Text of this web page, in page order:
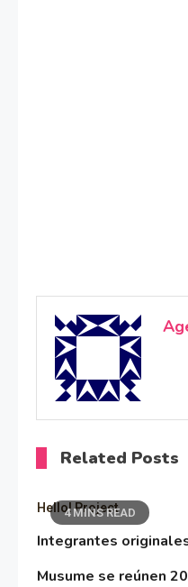
Related Posts
4 MINS READ
Hello! Project
Integrantes
Musume se reúnen